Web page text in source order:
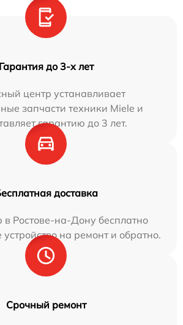
Гарантия до 3-х лет
центр устанавливает
запчасти техники Miele и
гарантию до 3 лет.
доставка
Ростове-на-Дону бесплатно
на ремонт и обратно.
Срочный ремонт